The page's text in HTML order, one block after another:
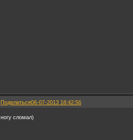
Поделиться06-07-2013 18:42:56
ногу сломал)